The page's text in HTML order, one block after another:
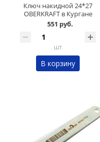
Ключ накидной 24*27
OBERKRAFT в Кургане
551 руб.
шт
В корзину